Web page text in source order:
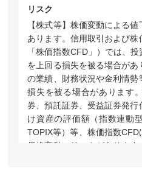
リスク
【株式等】株価変動による
あります。信用取引および株
「株価指数CFD」）では、
を上回る損失を被る場合が
の業績、財務状況や金利情勢
損失を被る場合があります
券、預託証券、受益証券発
け資産の評価額（指数連動
TOPIX等）等、株価指数CFD
価格変動のリスクがあります